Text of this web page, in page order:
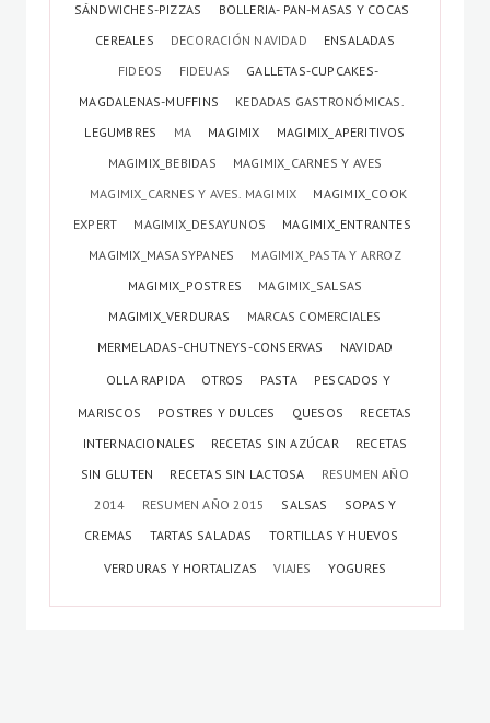
SÁNDWICHES-PIZZAS
BOLLERIA- PAN-MASAS Y COCAS
CEREALES
DECORACIÓN NAVIDAD
ENSALADAS
FIDEOS
FIDEUAS
GALLETAS-CUPCAKES-
MAGDALENAS-MUFFINS
KEDADAS GASTRONÓMICAS.
LEGUMBRES
MA MAGIMIX
MAGIMIX_APERITIVOS
MAGIMIX_BEBIDAS
MAGIMIX_CARNES Y AVES
MAGIMIX_CARNES Y AVES. MAGIMIX
MAGIMIX_COOK
EXPERT
MAGIMIX_DESAYUNOS
MAGIMIX_ENTRANTES
MAGIMIX_MASASYPANES
MAGIMIX_PASTA Y ARROZ
MAGIMIX_POSTRES
MAGIMIX_SALSAS
MAGIMIX_VERDURAS
MARCAS COMERCIALES
MERMELADAS-CHUTNEYS-CONSERVAS
NAVIDAD
OLLA RAPIDA
OTROS PASTA
PESCADOS Y
MARISCOS
POSTRES Y DULCES QUESOS
RECETAS
INTERNACIONALES
RECETAS SIN AZÚCAR
RECETAS
SIN GLUTEN
RECETAS SIN LACTOSA
RESUMEN AÑO
2014
RESUMEN AÑO 2015 SALSAS
SOPAS Y
CREMAS
TARTAS SALADAS
TORTILLAS Y HUEVOS
VERDURAS Y HORTALIZAS
VIAJES YOGURES